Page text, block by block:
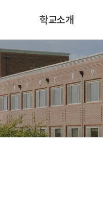
학교소개